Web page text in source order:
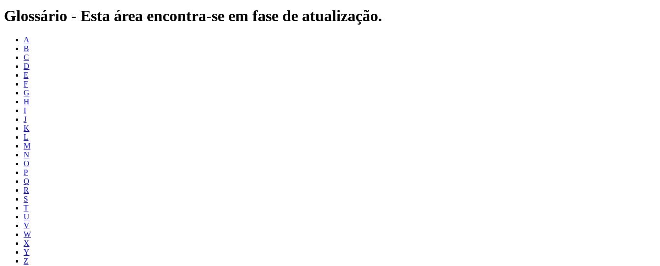
Glossário - Esta área encontra-se em fase de atualização.
A
B
C
D
E
F
G
H
I
J
K
L
M
N
O
P
Q
R
S
T
U
V
W
X
Y
Z